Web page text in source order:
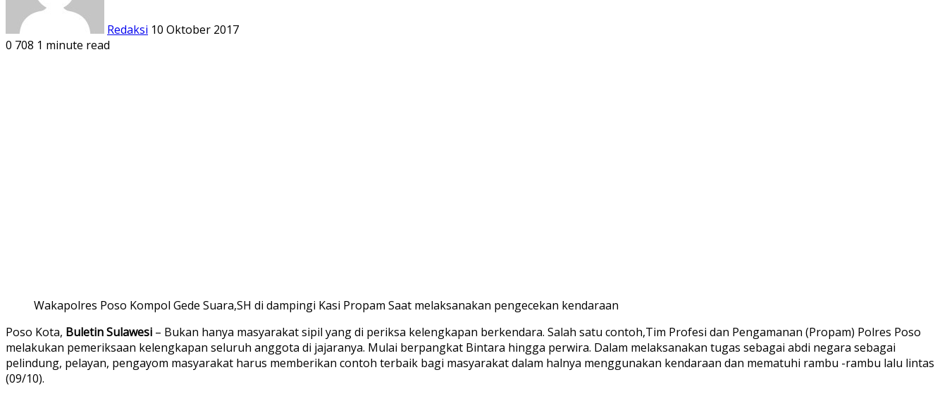
Redaksi 10 Oktober 2017
0 708 1 minute read
Wakapolres Poso Kompol Gede Suara,SH di dampingi Kasi Propam Saat melaksanakan pengecekan kendaraan
Facebook
Twitter
LinkedIn
Pinterest
WhatsApp
Telegram
Viber
Share
via
Email
Print
Poso Kota, Buletin Sulawesi – Bukan hanya masyarakat sipil yang di periksa kelengkapan berkendara. Salah satu contoh,Tim Profesi dan Pengamanan (Propam) Polres Poso
melakukan pemeriksaan kelengkapan seluruh anggota di jajaranya. Mulai berpangkat Bintara hingga perwira. Dalam melaksanakan tugas sebagai abdi negara sebagai
pelindung, pelayan, pengayom masyarakat harus memberikan contoh terbaik bagi masyarakat dalam halnya menggunakan kendaraan dan mematuhi rambu -rambu lalu lintas
(09/10).